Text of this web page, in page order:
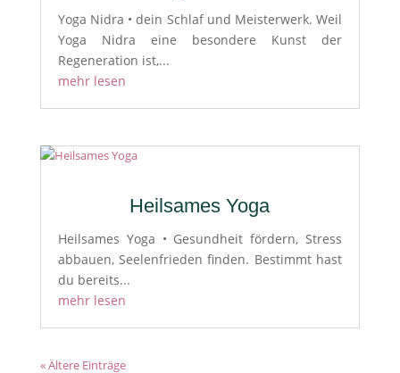
Yoga Nidra • dein Schlaf und Meisterwerk. Weil
Yoga Nidra eine besondere Kunst der
Regeneration ist,...
mehr lesen
Heilsames Yoga
Heilsames Yoga • Gesundheit fördern, Stress
abbauen, Seelenfrieden finden. Bestimmt hast
du bereits...
mehr lesen
« Ältere Einträge